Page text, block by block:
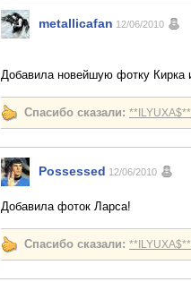
metallicafan 12/06/2010
Добавила новейшую фотку Кирка
Спасибо сказали: **ILYUXA$**
Possessed 12/06/2010
Добавила фоток Ларса!
Спасибо сказали: **ILYUXA$**